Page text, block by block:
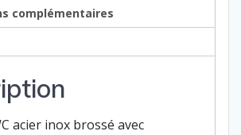
complémentaires
acier inox brossé avec